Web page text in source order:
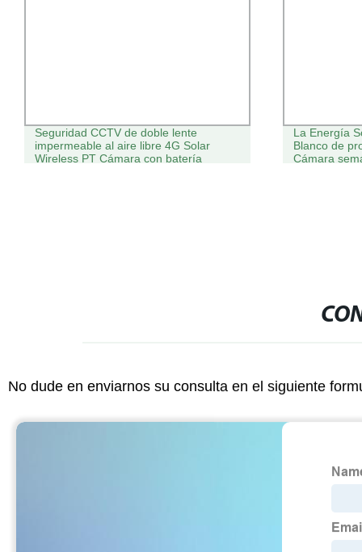
Seguridad CCTV de doble lente
impermeable al aire libre 4G Solar
Wireless PT Cámara con batería
La Energía
Blanco de
Cámara
No dude en enviarnos su consulta en el siguiente